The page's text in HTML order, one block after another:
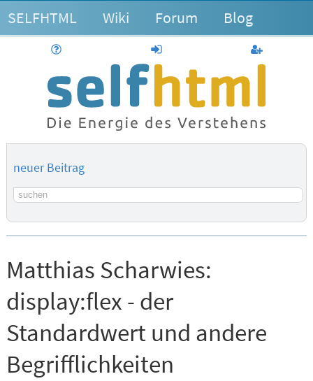
SELFHTML Wiki Forum Blog
anmelden
neuer Beitrag
Suchbegriff
Matthias Scharwies:
display:flex - der
Standardwert und andere
Begrifflichkeiten